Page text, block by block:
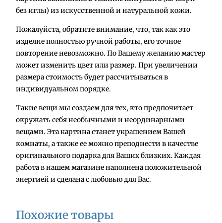
и
е
с
т
в
о
т
в
а
р
а
К
а
р
и
н
без иглы) из искусственной и натуральной кожи.
Пожалуйста, обратите внимание, что, так как это
изделие полностью ручной работы, его точное
повторение невозможно. По Вашему желанию мастер
может изменить цвет или размер. При увеличении
размера стоимость будет рассчитываться в
индивидуальном порядке.
Такие вещи мы создаем для тех, кто предпочитает
окружать себя необычными и неординарными
вещами. Эта картина станет украшением Вашей
комнаты, а также ее можно преподнести в качестве
оригинального подарка для Ваших близких. Каждая
работа в нашем магазине наполнена положительной
энергией и сделана с любовью для Вас.
Похожие товары